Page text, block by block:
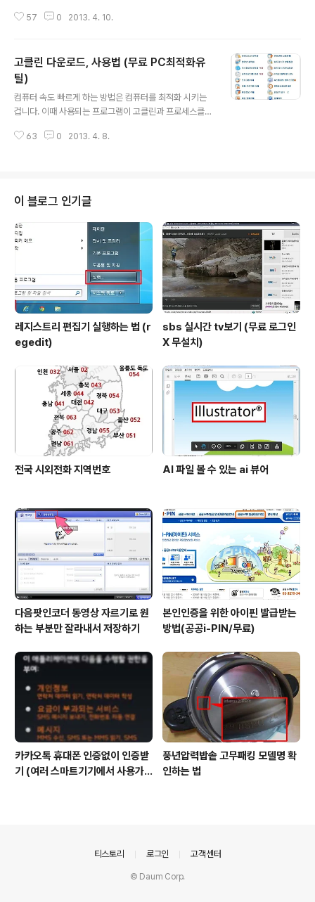
지에 접속합니다. msi 영문 홈페이지 http://www.msi.c
wnload -> Download Center msi 한국어 홈페이지 -
> 다운로드 센터 다운로드센터 검색창에 메인보드 모델명
을 입력하고 클릭합니다. 메인보드 모델명은 CPU-Z로 확
인할 수있습니다. cpu-z 한글판 무설치버전 다운 (32bit,
로 ..
57 0 2013. 4. 10.
고클린 다운로드, 사용법 (무료 PC최적화유
틸)
컴퓨터 속도 빠르게 하는 방법은 컴퓨터를 최적화 시키는
겁니다. 이때 사용되는 프로그램이 고클린과 프로세스클린
적화, 하드디스크 최적화, 하드디스크 상태점검, 온도측정
한 기능을 갖추고 있어서 인터넷이 느려질때, 게임시 렉현
상이 나타날때, 각종 광고창이 뜰때, 오류발생 할 때 유용한
무료 프로그램입니다. 그럼 고클린 다운로드, 설치및 사용
방법을 알아보겠습니다. 고클린 다운로드, 설치 고클린 공
식 홈페이지 또는 네이버,다음 자료실에서 최신버전(1.3.1
0)의 고클린을 다운받습니다. [ ..
63 0 2013. 4. 8.
이 블로그 인기글
레지스트리 편집기 실행하는 법 (r
egedit)
sbs 실시간 tv보기 (무료 로그인
X 무설치)
전국 시외전화 지역번호 AI 파일 볼 수 있는 ai 뷰어
다음팟인코더 동영상 자르기로 원
하는 부분만 잘라내서 저장하기
본인인증을 위한 아이핀 발급받는
방법(공공i-PIN/무료)
카카오톡 휴대폰 인증없이 인증받
기 (여러 스마트기기에서 사용가
풍년압력밥솥 고무패킹 모델명 확
인하는 법
티스토리 로그인 고객센터
© Daum Corp.